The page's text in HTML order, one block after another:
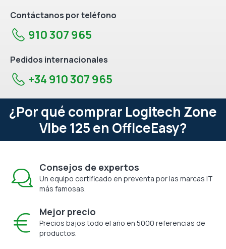
Contáctanos por teléfono
910 307 965
Pedidos internacionales
+34 910 307 965
¿Por qué comprar Logitech Zone
Vibe 125 en OfficeEasy?
Consejos de expertos
Un equipo certificado en preventa por las marcas IT
más famosas.
Mejor precio
Precios bajos todo el año en 5000 referencias de
productos.